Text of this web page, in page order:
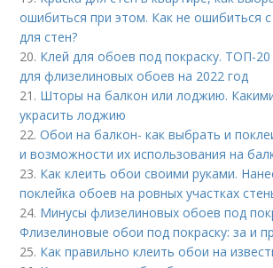
ошибиться при этом. Как не ошибиться
для стен?
20. Клей для обоев под покраску. ТОП-20
для флизелиновых обоев на 2022 год
21. Шторы на балкон или лоджию.
украсить лоджию
22.Обои на балкон- как выбрать и
и возможности их использования на
23. Как клеить обои своими руками.
поклейка обоев на ровных участках
24. Минусы флизелиновых обоев под
Флизелиновые обои под покраску: за и
25. Как правильно клеить обои на